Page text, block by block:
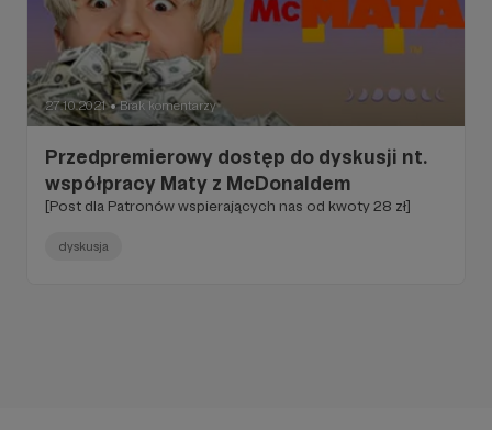
27.10.2021 ● Brak komentarzy
Przedpremierowy dostęp do dyskusji nt.
współpracy Maty z McDonaldem
[Post dla Patronów wspierających nas od kwoty 28 zł]
dyskusja